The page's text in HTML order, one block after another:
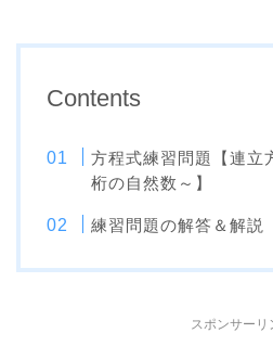
Contents
方程式練習問題【連立
桁の自然数～】
練習問題の解答＆解説
スポンサーリ